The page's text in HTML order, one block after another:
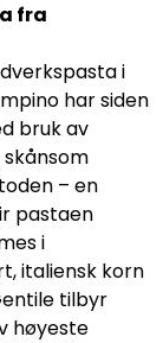
fra
i
har siden
bruk av
– en
pastaen
i
italiensk korn
tilbyr
høyeste